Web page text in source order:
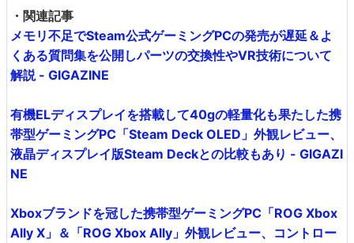
・関連記事
メモリ不足でSteam公式ゲーミングPCの発売が遅延＆よ
くある質問集を公開しパーツの交換性やVR技術について
解説 - GIGAZINE
有機ELディスプレイを搭載して40gの軽量化も果たした携
帯型ゲーミングPC「Steam Deck OLED」外観レビュー、
液晶ディスプレイ版Steam Deckとの比較もあり - GIGAZI
NE
Xboxブランドを冠した携帯型ゲーミングPC「ROG Xbox
Ally X」＆「ROG Xbox Ally」外観レビュー、コントロー